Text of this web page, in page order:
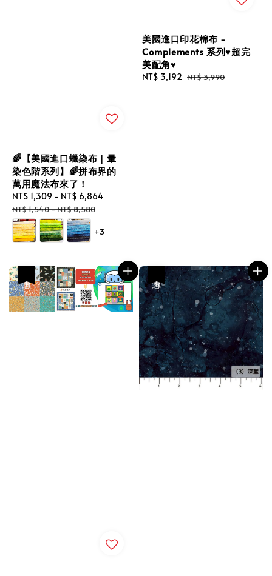
🌈【美國進口蠟染布｜暈
染色階系列】🌈拼布界的
萬用魔法布來了！
Sale
price
NT$ 1,309 - NT$ 6,864
NT$ 1,540-NT$ 8,580
+3
美國進口印花棉布 -
Complements 系列♥️超完
美配角♥️
Sale
NT$ 3,192 Regular
NT$ 3,990